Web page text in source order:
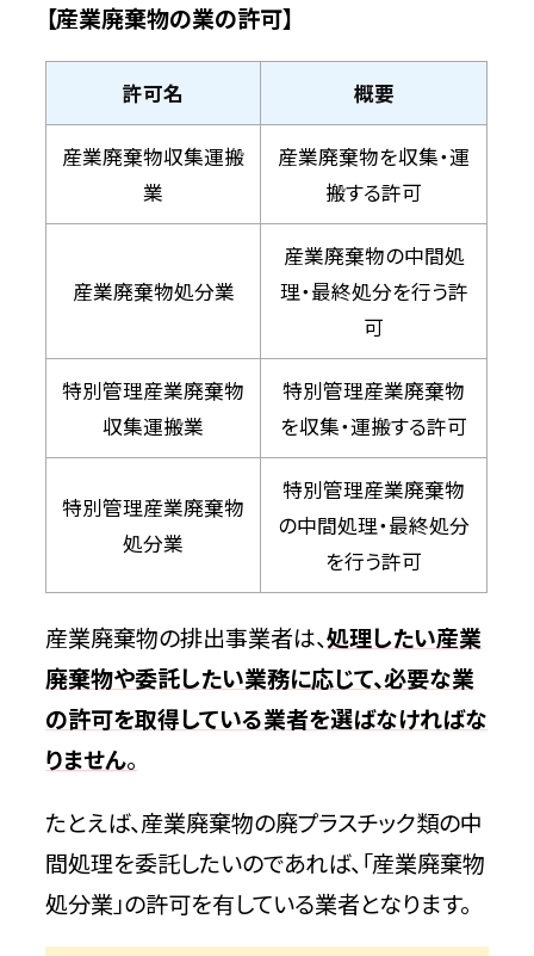
【補足】東京の産業廃棄物処理業者への
委託時の注意点3つ
1回の委託だけでも契約書を締結する
必ずマニフェストを交付する
契約が終わっても契約書やマニフェスト
は5年間保管する
選ぶのが大変なら不用品回収相談所へ
の相談が便利
まとめ
【産業廃棄物の業の許可】
許可名 概要
産業廃棄物収集運搬
業
産業廃棄物を収集・運
搬する許可
産業廃棄物処分業
産業廃棄物の中間処
理・最終処分を行う許
可
特別管理産業廃棄物
収集運搬業
特別管理産業廃棄物
を収集・運搬する許可
特別管理産業廃棄物
処分業
特別管理産業廃棄物
の中間処理・最終処分
を行う許可
産業廃棄物の排出事業者は、処理したい産業
廃棄物や委託したい業務に応じて、必要な業
の許可を取得している業者を選ばなければな
りません。
たとえば、産業廃棄物の廃プラスチック類の中
間処理を委託したいのであれば、「産業廃棄物
処分業」の許可を有している業者となります。